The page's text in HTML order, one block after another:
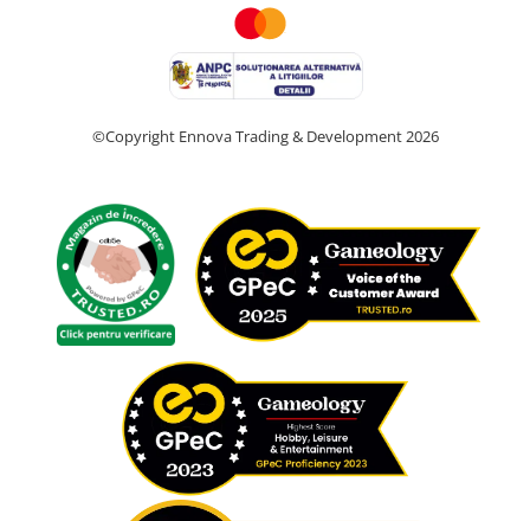
©Copyright Ennova Trading & Development 2026